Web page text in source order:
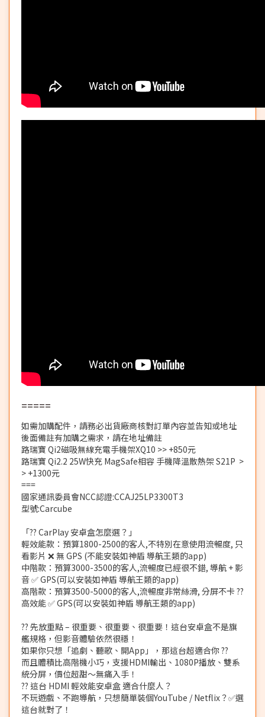
=====
如需加購配件，請務必出貨廠商核對訂單內容並告知或地址
後面備註有加購之需求，請在地址備註
路瑞寶 Qi2磁吸無線充電手機架XQ10 >> +850元
路瑞寶 Qi2.2 25W快充 MagSafe相容 手機降溫散熱架 S21P >
> +1300元
===
國家通訊委員會NCC認證:CCAJ25LP3300T3
型號:Carcube
「?? CarPlay 安卓盒怎麼選？」
輕效能款：預算1800-2500的客人,不特別在意使用流暢度, 只
看影片 ❌ 無 GPS (不能安裝如神盾 導航王類的app)
中階款：預算3000-3500的客人,流暢度已經很不錯, 導航 + 影
音 ✅ GPS(可以安裝如神盾 導航王類的app)
高階款：預算3500-5000的客人,流暢度非常絲滑, 分屏不卡 ??
高效能 ✅ GPS(可以安裝如神盾 導航王類的app)
?? 先放重點 – 很重要、很重要、很重要！這台安卓盒不是旗
艦規格，但影音體驗依然很穩！
如果你只想「追劇、聽歌、開App」，那這台超適合你 ??
而且體積比高階機小巧，支援HDMI輸出、1080P播放、雙系
統分屏，價位超甜～無痛入手！
?? 這台 HDMI 輕效能安卓盒 適合什麼人？
不玩遊戲、不跑導航，只想簡單裝個YouTube / Netflix？✅選
這台就對了！